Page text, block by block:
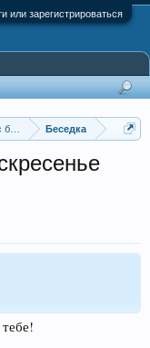
или зарегистрироваться
баферомБеседка